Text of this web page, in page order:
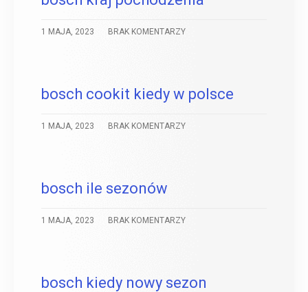
1 MAJA, 2023 BRAK KOMENTARZY
bosch cookit kiedy w polsce
1 MAJA, 2023 BRAK KOMENTARZY
bosch ile sezonów
1 MAJA, 2023 BRAK KOMENTARZY
bosch kiedy nowy sezon